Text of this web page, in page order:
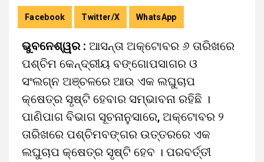
Facebook Twitter/X WhatsApp
ଭୁବନେଶ୍ୱର : ଆସନ୍ତା ଅକ୍ଟୋବର ୬ ତାରିଖରେ
ପଶ୍ଚିମ କେନ୍ଦ୍ରୀୟ ବଙ୍ଗୋପସାଗର ଓ
ସଂଲଗ୍ନ ଅଞ୍ଚଳରେ ଆଉ ଏକ ଲଘୁଚାପ
କ୍ଷେତ୍ର ସୃଷ୍ଟି ହେବାର ସମ୍ଭାବନା ରହିଛି ।
ପାଣିପାଗ ବିଭାଗ ସୂଚନାନୁସାରେ, ଅକ୍ଟୋବର ୨
ତାରିଖରେ ପଶ୍ଚିମବଙ୍ଗର ଉତ୍ତରରେ ଏକ
ଲଘୁଚାପ କ୍ଷେତ୍ର ସୃଷ୍ଟି ହେବ । ପରବର୍ତ୍ତୀ